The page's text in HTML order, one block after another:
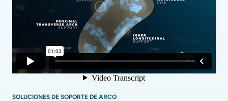
SOLUCIONES DE SOPORTE DE ARCO